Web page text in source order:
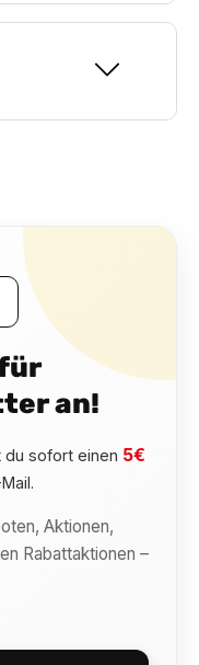
an!
du sofort einen 5€
Aktionen,
Rabattaktionen –